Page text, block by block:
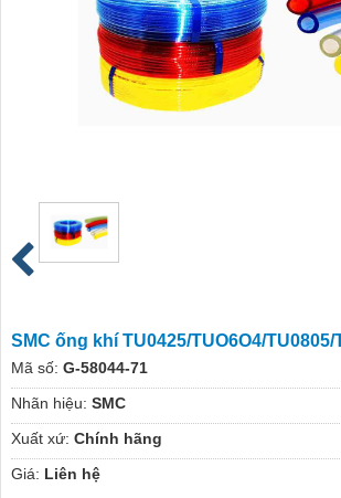
SMC ống khí TU0425/TUO6O4/TU0805/
Mã số: G-58044-71
Nhãn hiệu: SMC
Xuất xứ: Chính hãng
Giá: Liên hệ